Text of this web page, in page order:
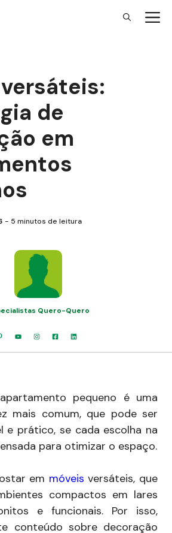
de
em
5 minutos de leitura
Quero-Quero
pequeno é uma
mais comum, que pode ser
e prático, se cada escolha na
para otimizar o espaço.
em móveis versáteis, que
compactos em lares
e funcionais. Por isso,
conteúdo sobre decoração